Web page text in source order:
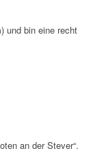
und bin eine recht
an der Stever“.